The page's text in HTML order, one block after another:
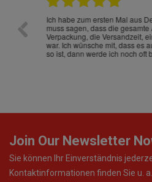
Ich habe zum ersten Mal aus
muss sagen, dass die gesamte
Verpackung, die Versandzeit,
war. Ich wünsche mit, dass es
so ist, dann werde ich noch oft
Join Our Newsletter
Sie können Ihr Einverständnis
Kontaktinformationen finden Sie u.